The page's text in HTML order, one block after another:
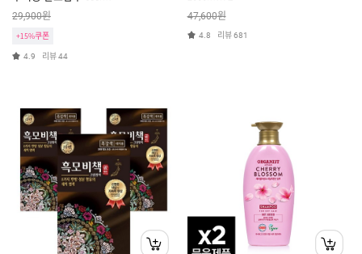
29,900원
+15%쿠폰
4.9 리뷰44
47,600원
4.8 리뷰681